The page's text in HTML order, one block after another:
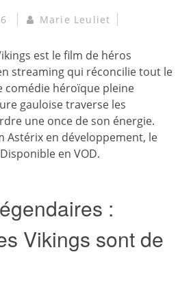
Marie Leuliet
est le film de héros
streaming qui réconcilie tout le
comédie héroïque pleine
gauloise traverse les
une once de son énergie.
Astérix en développement, le
en VOD.
:
Vikings sont de